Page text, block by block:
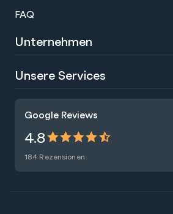
Google Reviews
4.8
184 Rezensionen
FAQ
Unternehmen
Über uns
Presse
Nachhaltigkeit
Blog
Unsere Services